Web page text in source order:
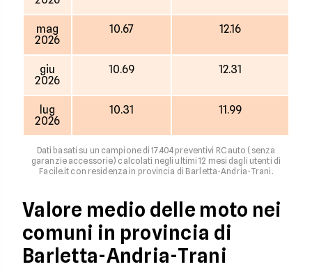
mag
2026
10.67 12.16
giu
2026
10.69 12.31
lug
2026
10.31 11.99
Dati basati su un campione di 17.404 preventivi RC auto (senza
garanzie accessorie) calcolati negli ultimi 12 mesi dagli utenti di
Facile.it con residenza in provincia di Barletta-Andria-Trani.
Valore medio delle moto nei
comuni in provincia di
Barletta-Andria-Trani